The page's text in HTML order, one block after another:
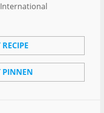
International
PINNEN